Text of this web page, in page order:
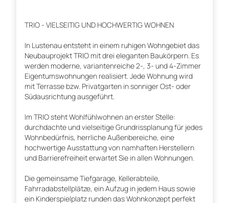
TRIO - VIELSEITIG UND HOCHWERTIG WOHNEN
In Lustenau entsteht in einem ruhigen Wohngebiet das
Neubauprojekt ­TRIO mit drei eleganten Baukörpern. Es
werden moderne, variantenreiche 2-, 3- und 4-Zimmer
Eigentumswohnungen realisiert. Jede Wohnung wird
mit Terrasse bzw. Privatgarten in sonniger Ost- oder
Südausrichtung ausgeführt.
Im TRIO steht Wohlfühlwohnen an erster Stelle:
durchdachte und vielseitige Grundrissplanung für jedes
Wohnbedürfnis, herrliche Außenbereiche, eine
hochwertige Ausstattung von namhaften Herstellern
und Barrierefreiheit erwartet Sie in allen Wohnungen.
Die gemeinsame Tiefgarage, Kellerabteile,
Fahrradabstellplätze, ein Aufzug in jedem Haus sowie
ein Kinderspielplatz runden das Wohnkonzept perfekt